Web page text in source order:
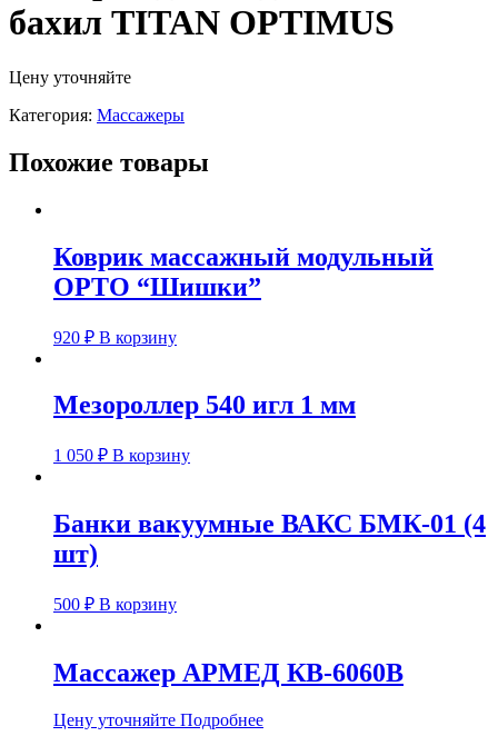
бахил TITAN ОPTIMUS
Цену уточняйте
Категория: Массажеры
Похожие товары
Коврик массажный модульный
ОРТО “Шишки”
920 ₽ В корзину
Мезороллер 540 игл 1 мм
1 050 ₽ В корзину
Банки вакуумные ВАКС БМК-01 (4
шт)
500 ₽ В корзину
Массажер АРМЕД КВ-6060В
Цену уточняйте Подробнее